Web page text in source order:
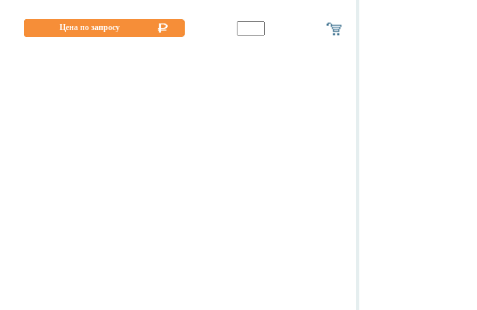
Цена по запросу